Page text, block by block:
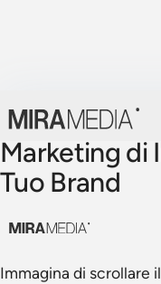
Marketing di
Tuo Brand
Immagina di scrollare